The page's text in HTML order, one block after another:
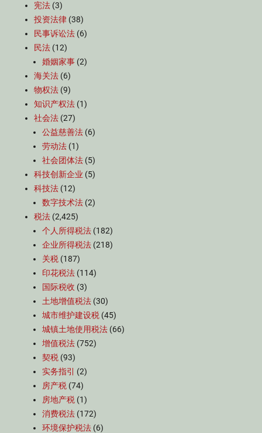
宪法 (3)
投资法律 (38)
民事诉讼法 (6)
民法 (12)
婚姻家事 (2)
海关法 (6)
物权法 (9)
知识产权法 (1)
社会法 (27)
公益慈善法 (6)
劳动法 (1)
社会团体法 (5)
科技创新企业 (5)
科技法 (12)
数字技术法 (2)
税法 (2,425)
个人所得税法 (182)
企业所得税法 (218)
关税 (187)
印花税法 (114)
国际税收 (3)
土地增值税法 (30)
城市维护建设税 (45)
城镇土地使用税法 (66)
增值税法 (752)
契税 (93)
实务指引
(2)
房产税 (74)
房地产税 (1)
消费税法 (172)
环境保护税法 (6)